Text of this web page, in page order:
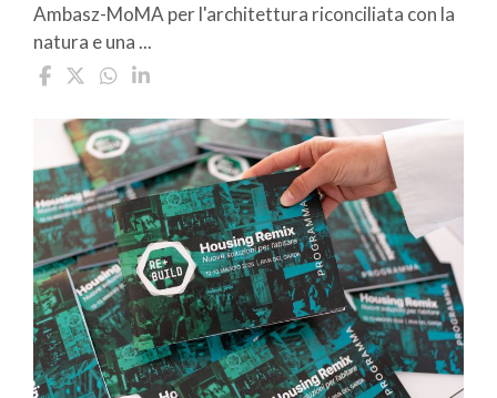
Ambasz-MoMA per l'architettura riconciliata con la
natura e una ...